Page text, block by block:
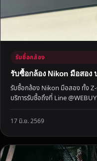
ที่
า
ค
ดี
รับซื้อกล้อง
รับซื้อกล้อง Nikon มือสอง
รับซื้อกล้อง Nikon มือสอง ทั้ง Z-
บริการรับซื้อถึงที่ Line @WEBUY
17 มิ.ย. 2569